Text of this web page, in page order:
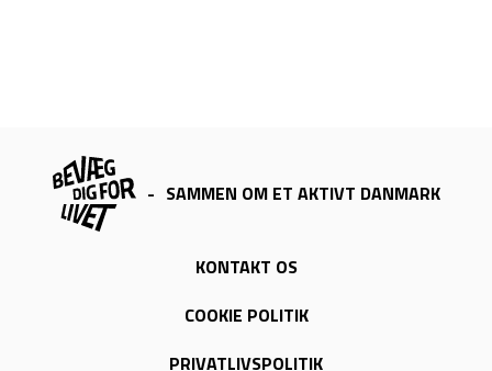
- SAMMEN OM ET AKTIVT DANMARK
KONTAKT OS
COOKIE POLITIK
PRIVATLIVSPOLITIK